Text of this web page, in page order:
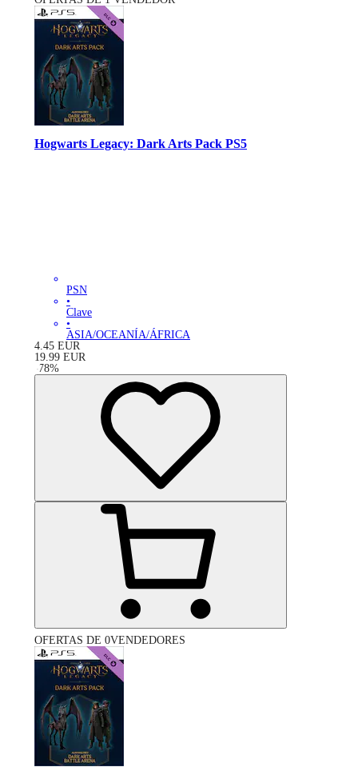
Hogwarts Legacy: Dark Arts Pack PS5
PSN
•
Clave
•
ASIA/OCEANÍA/ÁFRICA
4.45 EUR
19.99 EUR
-78%
OFERTAS DE 0VENDEDORES